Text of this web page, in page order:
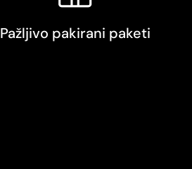
Pažljivo pakirani paketi